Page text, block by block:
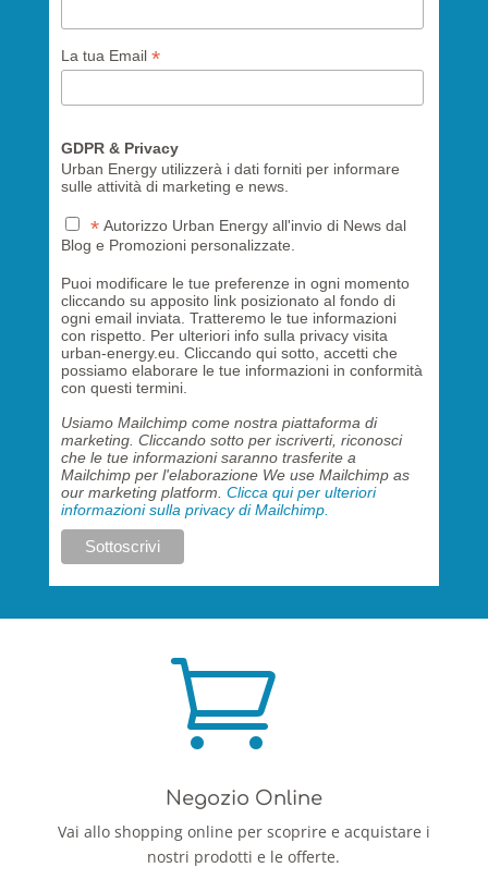
La tua Email *
GDPR & Privacy
Urban Energy utilizzerà i dati forniti per informare
sulle attività di marketing e news.
* Autorizzo Urban Energy all'invio di News dal
Blog e Promozioni personalizzate.
Puoi modificare le tue preferenze in ogni momento
cliccando su apposito link posizionato al fondo di
ogni email inviata. Tratteremo le tue informazioni
con rispetto. Per ulteriori info sulla privacy visita
urban-energy.eu. Cliccando qui sotto, accetti che
possiamo elaborare le tue informazioni in conformità
con questi termini.
Usiamo Mailchimp come nostra piattaforma di
marketing. Cliccando sotto per iscriverti, riconosci
che le tue informazioni saranno trasferite a
Mailchimp per l'elaborazione We use Mailchimp as
our marketing platform. Clicca qui per ulteriori
informazioni sulla privacy di Mailchimp.

Negozio Online
Vai allo shopping online per scoprire e acquistare i
nostri prodotti e le offerte.